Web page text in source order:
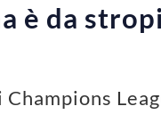
è da